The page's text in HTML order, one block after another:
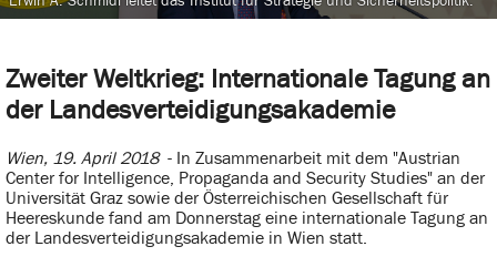
Zweiter Weltkrieg: Internationale Tagung an
der Landesverteidigungsakademie
Wien, 19. April 2018 - In Zusammenarbeit mit dem "Austrian
Center for Intelligence, Propaganda and Security Studies" an der
Universität Graz sowie der Österreichischen Gesellschaft für
Heereskunde fand am Donnerstag eine internationale Tagung an
der Landesverteidigungsakademie in Wien statt.